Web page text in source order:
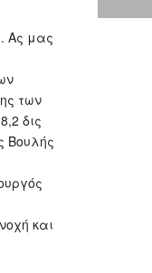
Ας μας
των
δις
Βουλής
και